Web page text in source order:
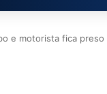
e motorista fica